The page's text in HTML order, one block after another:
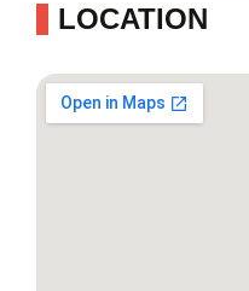
LOCATION